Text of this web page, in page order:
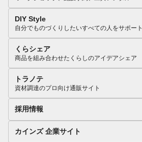
DIY Style
自分でものづくりしたいすべての人をサポート
くらシェア
商品を組み合わせたくらしのアイデアシェア
トラノテ
資材調達のプロ向け通販サイト
採用情報
カインズ 企業サイト